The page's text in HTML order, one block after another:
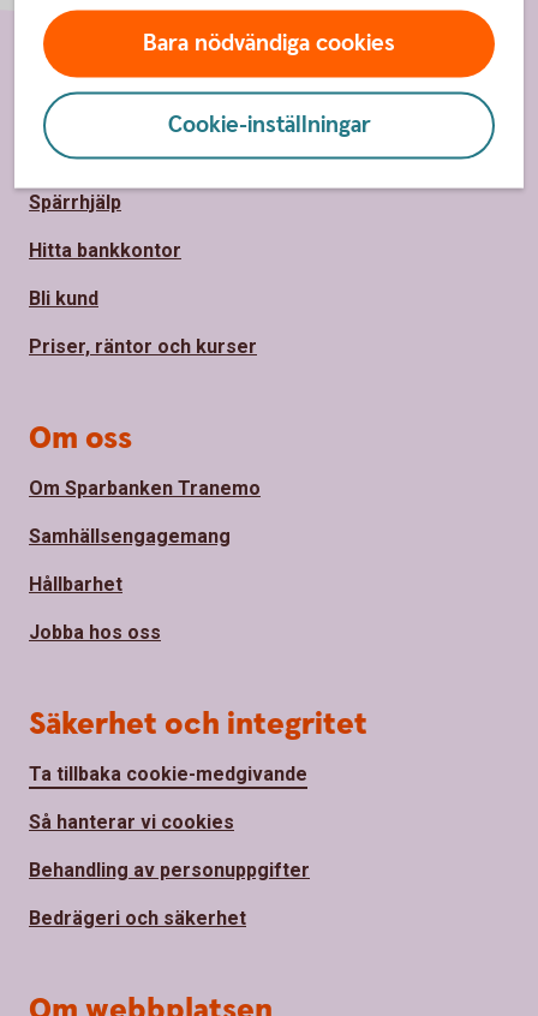
Bara nödvändiga cookies
Cookie-inställningar
Sidfot
Hitta snabbt
Kontakta oss
Spärrhjälp
Hitta bankkontor
Bli kund
Priser, räntor och kurser
Om oss
Om Sparbanken Tranemo
Samhällsengagemang
Hållbarhet
Jobba hos oss
Säkerhet och integritet
Ta tillbaka cookie-medgivande
Så hanterar vi cookies
Behandling av personuppgifter
Bedrägeri och säkerhet